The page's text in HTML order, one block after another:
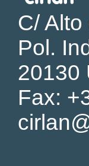
C/
Pol.
20130
Fax: